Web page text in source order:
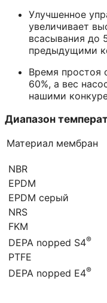
Улучшенное
увеличивает
всасывания до
предыдущими
Время простоя
60%, а вес
нашими
Диапазон
Материал мембран
NBR
EPDM
EPDM серый
NRS
FKM
DEPA nopped S4®
PTFE
DEPA nopped E4®